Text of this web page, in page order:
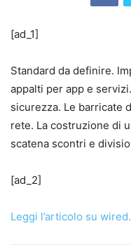
[ad_1]
Standard da definire.
appalti per app e
sicurezza. Le barricate
rete. La costruzione di
scatena scontri e
[ad_2]
Leggi l’articolo su